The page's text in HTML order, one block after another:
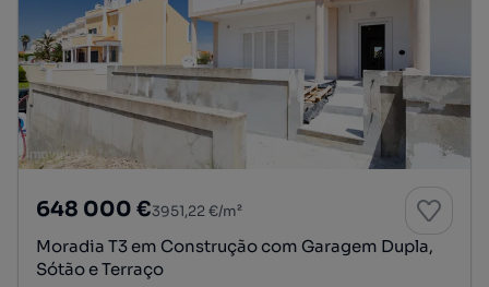
648 000 €3951,22 €/m²
Moradia T3 em Construção com Garagem Dupla,
Sótão e Terraço